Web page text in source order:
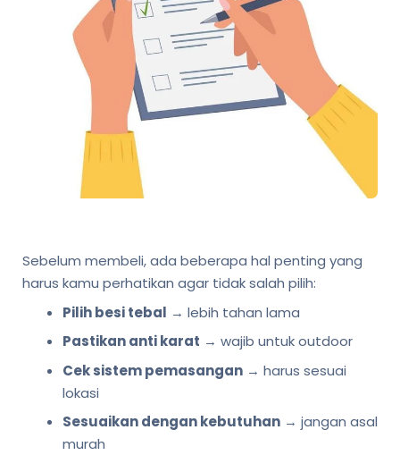
Sebelum membeli, ada beberapa hal penting yang
harus kamu perhatikan agar tidak salah pilih:
Pilih besi tebal → lebih tahan lama
Pastikan anti karat → wajib untuk outdoor
Cek sistem pemasangan → harus sesuai
lokasi
Sesuaikan dengan kebutuhan → jangan asal
murah